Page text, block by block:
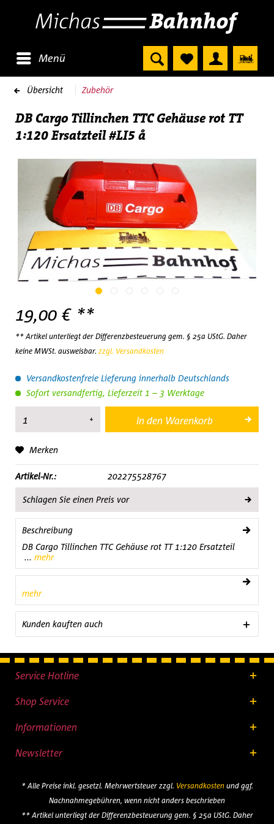
Menü
Übersicht Zubehör
DB Cargo Tillinchen TTC Gehäuse rot TT
1:120 Ersatzteil #LI5 å
19,00 € **
** Artikel unterliegt der Differenzbesteuerung gem. § 25a UStG. Daher
keine MWSt. ausweisbar. zzgl. Versandkosten
Versandkostenfreie Lieferung innerhalb Deutschlands
Sofort versandfertig, Lieferzeit 1 – 3 Werktage
In den Warenkorb
Merken
Artikel-Nr.: 202275528767
Schlagen Sie einen Preis vor
Beschreibung
DB Cargo Tillinchen TTC Gehäuse rot TT 1:120 Ersatzteil
... mehr
mehr
Kunden kauften auch
Service Hotline
Shop Service
Informationen
Newsletter
* Alle Preise inkl. gesetzl. Mehrwertsteuer zzgl. Versandkostenund ggf.
Nachnahmegebühren, wenn nicht anders beschrieben
** Artikel unterliegt der Differenzbesteuerung gem. § 25a UStG. Daher